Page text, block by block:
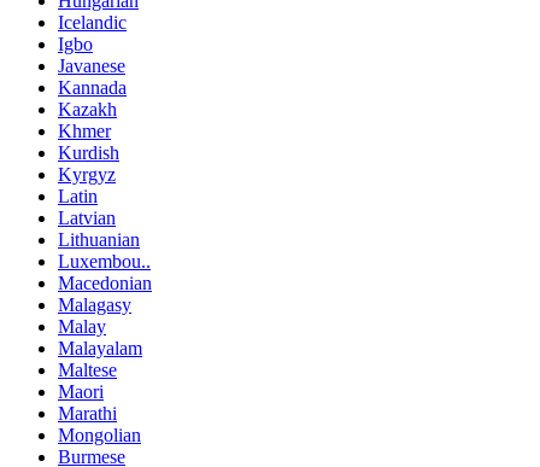
Icelandic
Igbo
Javanese
Kannada
Kazakh
Khmer
Kurdish
Kyrgyz
Latin
Latvian
Lithuanian
Luxembou..
Macedonian
Malagasy
Malay
Malayalam
Maltese
Maori
Marathi
Mongolian
Burmese